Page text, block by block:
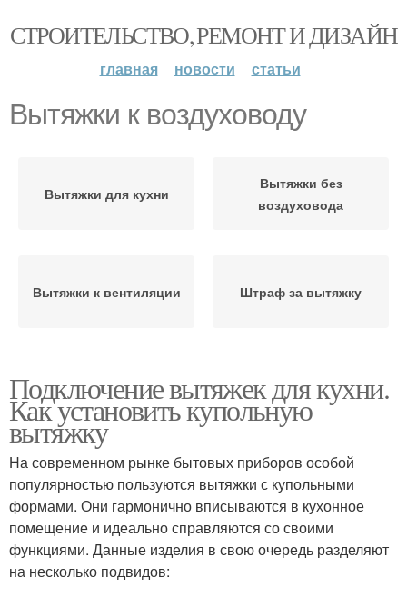
СТРОИТЕЛЬСТВО, РЕМОНТ И ДИЗАЙН
главная новости статьи
Вытяжки к воздуховоду
Вытяжки для кухни
Вытяжки без
воздуховода
Вытяжки к вентиляции Штраф за вытяжку
Подключение вытяжек для кухни.
Как установить купольную
вытяжку
На современном рынке бытовых приборов особой
популярностью пользуются вытяжки с купольными
формами. Они гармонично вписываются в кухонное
помещение и идеально справляются со своими
функциями. Данные изделия в свою очередь разделяют
на несколько подвидов: